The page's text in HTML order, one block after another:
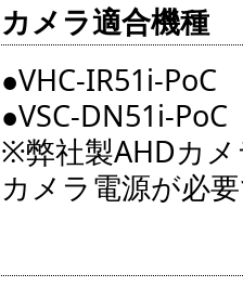
カメラ適合機種
●VHC-IR51i-
●VSC-DN51i-PoC
※弊社製AHDカ
カメラ電源が必